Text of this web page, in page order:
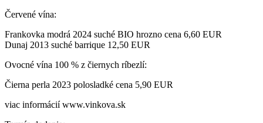
Červené vína:
Frankovka modrá 2024 suché BIO hrozno cena 6,60 EUR
Dunaj 2013 suché barrique 12,50 EUR
Ovocné vína 100 % z čiernych ríbezlí:
Čierna perla 2023 polosladké cena 5,90 EUR
viac informácií www.vinkova.sk